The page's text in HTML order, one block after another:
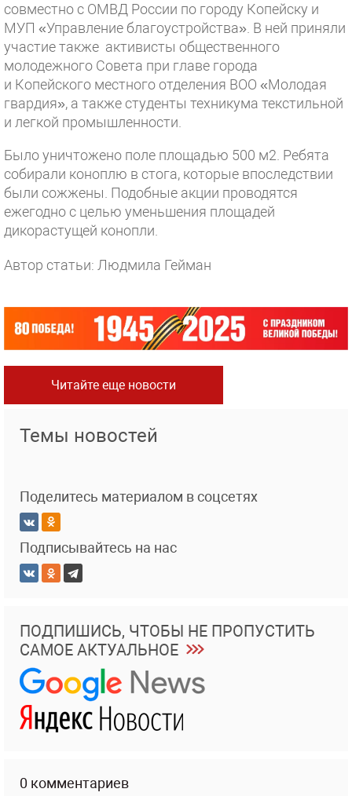
совместно с ОМВД России по городу Копейску и
МУП «Управление благоустройства». В ней приняли
участие также активисты общественного
молодежного Совета при главе города
и Копейского местного отделения ВОО «Молодая
гвардия», а также студенты техникума текстильной
и легкой промышленности.
Было уничтожено поле площадью 500 м2. Ребята
собирали коноплю в стога, которые впоследствии
были сожжены. Подобные акции проводятся
ежегодно с целью уменьшения площадей
дикорастущей конопли.
Автор статьи: Людмила Гейман
Читайте еще новости
Темы новостей
Поделитесь материалом в соцсетях
Подписывайтесь на нас
ПОДПИШИСЬ, ЧТОБЫ НЕ ПРОПУСТИТЬ
САМОЕ АКТУАЛЬНОЕ
0 комментариев